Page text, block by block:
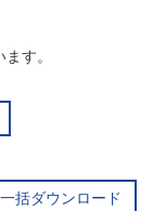
す。
一括ダウンロード